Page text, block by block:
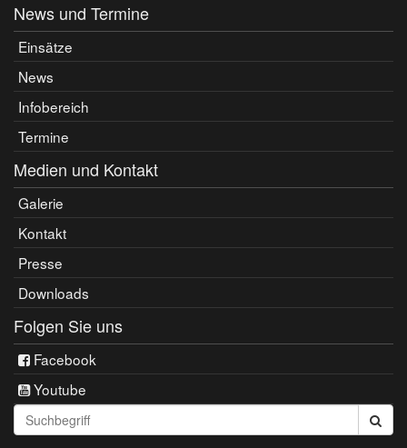
News und Termine
Einsätze
News
Infobereich
Termine
Medien und Kontakt
Galerie
Kontakt
Presse
Downloads
Folgen Sie uns
Facebook
Youtube
Seite
durchsuchen: